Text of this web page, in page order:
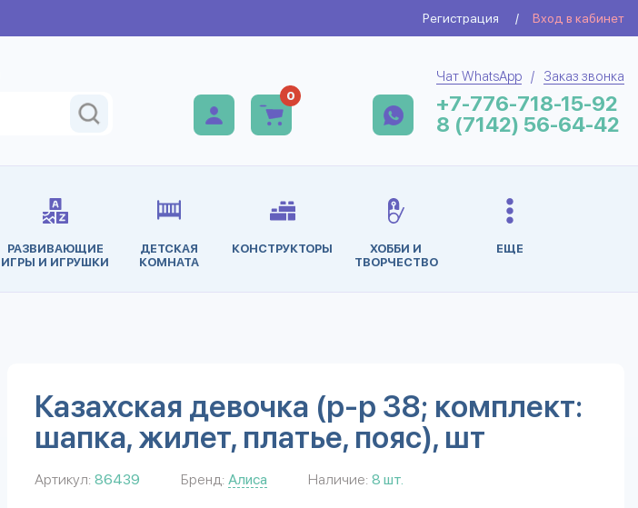
Регистрация / Вход в кабинет
0
Чат WhatsApp / Заказ звонка
+7-776-718-15-92
8 (7142) 56-64-42
РАЗВИВАЮЩИЕ
ИГРЫ И ИГРУШКИ
ДЕТСКАЯ
КОМНАТА
КОНСТРУКТОРЫ
ХОББИ И
ТВОРЧЕСТВО
ЕЩЕ
Казахская девочка (р-р 38; комплект:
шапка, жилет, платье, пояс), шт
Артикул: 86439 Бренд: Алиса Наличие: 8 шт.